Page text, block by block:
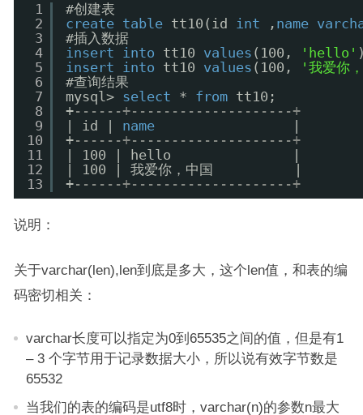
1
2
3
4
5
6
7
8
9
10
11
12
13
#创建表
create table tt10(id int , name
#插入数据
insert
into tt10 values (100, 'hello'
insert
into tt10 values (100,
'我爱你
#查询结果
mysql> select * from tt10;
+------+--------------------+
| id | name
+------+--------------------+
| 100 | hello               |
| 100 | 我爱你，中国          |
+------+--------------------+
说明：
关于varchar(len),len到底是多大，这个len值，和表的编
码密切相关：
varchar长度可以指定为0到65535之间的值，但是有1
– 3 个字节用于记录数据大小，所以说有效字节数是
65532
当我们的表的编码是utf8时，varchar(n)的参数n最大